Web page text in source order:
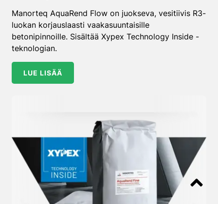
Manorteq AquaRend Flow on juokseva, vesitiivis R3-
luokan korjauslaasti vaakasuuntaisille
betonipinnoille. Sisältää Xypex Technology Inside -
teknologian.
LUE LISÄÄ